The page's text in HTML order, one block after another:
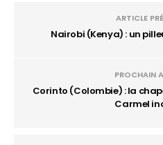
ARTICLE
Nairobi (Kenya) : un
PROCHAIN
Corinto (Colombie) : la
Carmel